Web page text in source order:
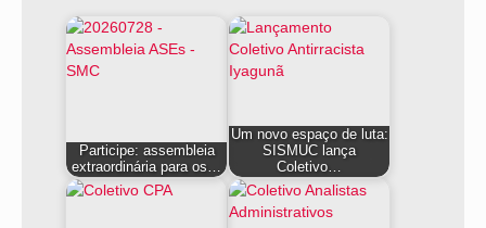
Participe: assembleia
extraordinária para os…
Um novo espaço de luta:
SISMUC lança
Coletivo…